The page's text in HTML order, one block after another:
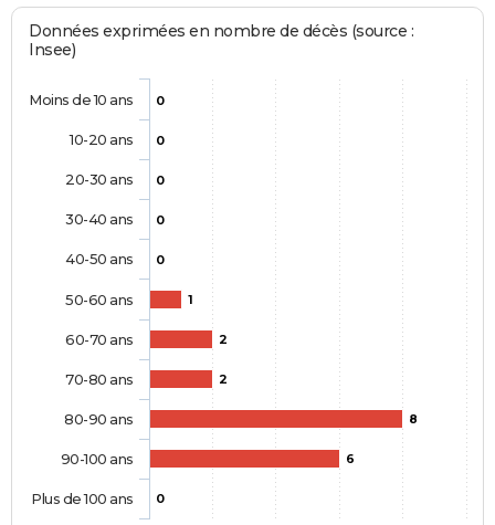
Données exprimées en nombre de décès (source :
Insee)
0
0
0
0
0
1
2
2
8
6
0
Moins de 10 ans
10-20 ans
20-30 ans
30-40 ans
40-50 ans
50-60 ans
60-70 ans
70-80 ans
80-90 ans
90-100 ans
Plus de 100 ans